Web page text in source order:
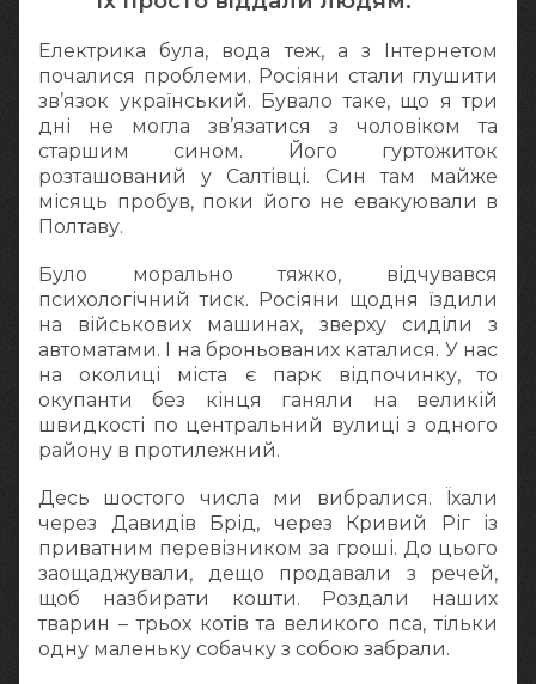
Електрика була, вода теж, а з Інтернетом
почалися проблеми. Росіяни стали глушити
зв’язок український. Бувало таке, що я три
дні не могла зв’язатися з чоловіком та
старшим сином. Його гуртожиток
розташований у Салтівці. Син там майже
місяць пробув, поки його не евакуювали в
Полтаву.
Було морально тяжко, відчувався
психологічний тиск. Росіяни щодня їздили
на військових машинах, зверху сиділи з
автоматами. І на броньованих каталися. У нас
на околиці міста є парк відпочинку, то
окупанти без кінця ганяли на великій
швидкості по центральний вулиці з одного
району в протилежний.
Десь шостого числа ми вибралися. Їхали
через Давидів Брід, через Кривий Ріг із
приватним перевізником за гроші. До цього
заощаджували, дещо продавали з речей,
щоб назбирати кошти. Роздали наших
тварин – трьох котів та великого пса, тільки
одну маленьку собачку з собою забрали.